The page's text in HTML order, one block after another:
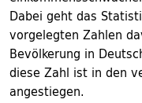
Dabei geht das
vorgelegten Zahlen
Bevölkerung in
diese Zahl ist in den
angestiegen.